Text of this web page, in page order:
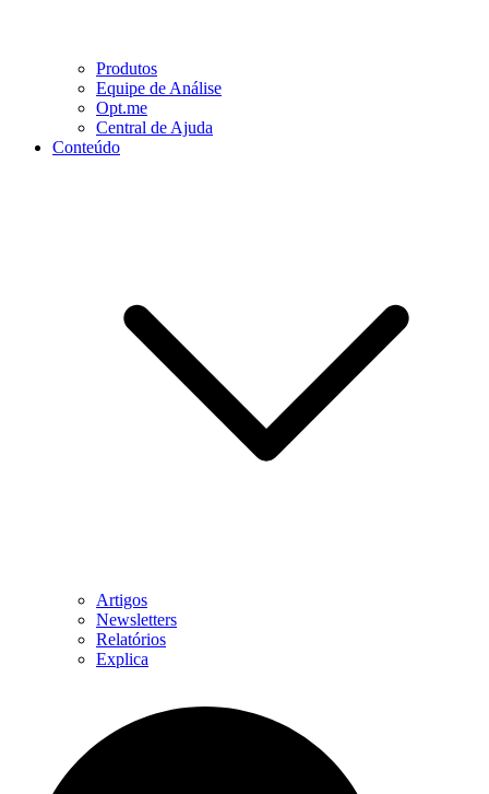
Produtos
Equipe de Análise
Opt.me
Central de Ajuda
Conteúdo
Artigos
Newsletters
Relatórios
Explica